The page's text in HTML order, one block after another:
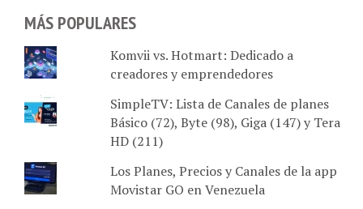
MÁS POPULARES
Komvii vs. Hotmart: Dedicado a
creadores y emprendedores
SimpleTV: Lista de Canales de planes
Básico (72), Byte (98), Giga (147) y Tera
HD (211)
Los Planes, Precios y Canales de la app
Movistar GO en Venezuela